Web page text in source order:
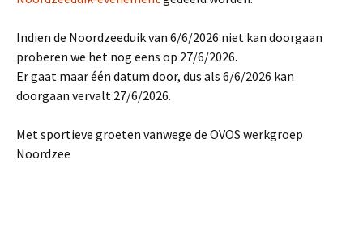
Indien de Noordzeeduik van 6/6/2026 niet kan doorgaan
proberen we het nog eens op 27/6/2026.
Er gaat maar één datum door, dus als 6/6/2026 kan
doorgaan vervalt 27/6/2026.
Met sportieve groeten vanwege de OVOS werkgroep
Noordzee